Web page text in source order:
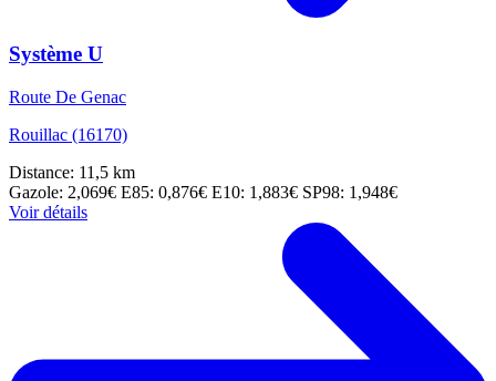
Système U
Route De Genac
Rouillac (16170)
Distance: 11,5 km
Gazole: 2,069€ E85: 0,876€ E10: 1,883€ SP98: 1,948€
Voir détails